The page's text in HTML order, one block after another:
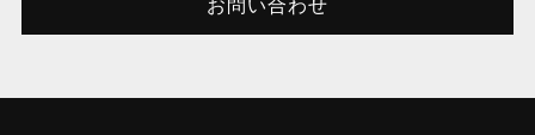
ス モーションタイムラプス
お問い合わせ